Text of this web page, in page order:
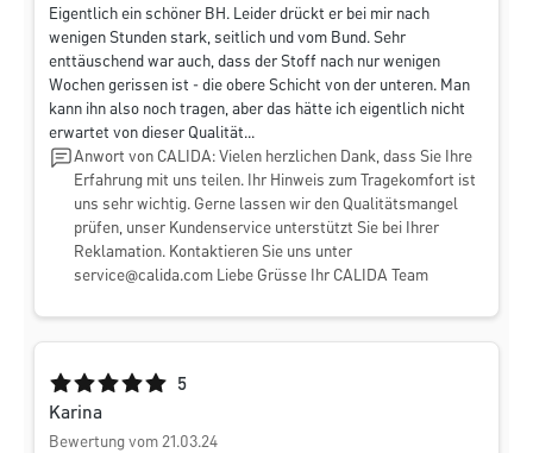
Eigentlich ein schöner BH. Leider drückt er bei mir nach
wenigen Stunden stark, seitlich und vom Bund. Sehr
enttäuschend war auch, dass der Stoff nach nur wenigen
Wochen gerissen ist - die obere Schicht von der unteren. Man
kann ihn also noch tragen, aber das hätte ich eigentlich nicht
erwartet von dieser Qualität...
Anwort von CALIDA: Vielen herzlichen Dank, dass Sie Ihre
Erfahrung mit uns teilen. Ihr Hinweis zum Tragekomfort ist
uns sehr wichtig. Gerne lassen wir den Qualitätsmangel
prüfen, unser Kundenservice unterstützt Sie bei Ihrer
Reklamation. Kontaktieren Sie uns unter
service@calida.com Liebe Grüsse Ihr CALIDA Team
Durchschnittliche Bewertung von 5 von 5 Sternen
5
Karina
Bewertung vom 21.03.24